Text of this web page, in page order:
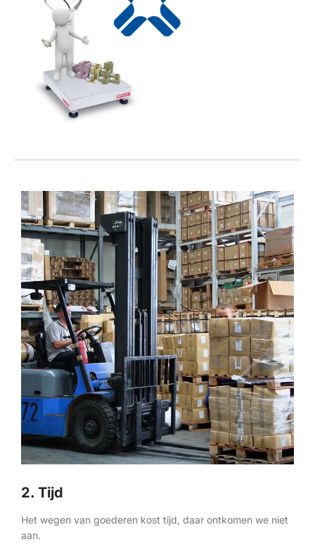
2. Tijd
Het wegen van goederen kost tijd, daar ontkomen we niet
aan.